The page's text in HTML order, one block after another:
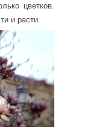
цветков.
и расти.